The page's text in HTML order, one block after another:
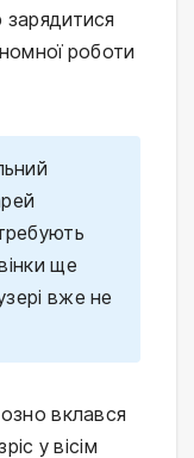
роботи
ще
вже не
вклався
у вісім